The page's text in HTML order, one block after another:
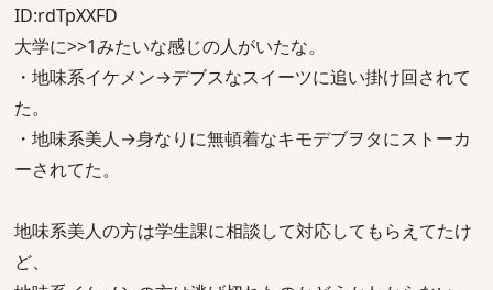
ID:rdTpXXFD
大学に>>1みたいな感じの人がいたな。
・地味系イケメン→デブスなスイーツに追い掛け回されて
た。
・地味系美人→身なりに無頓着なキモデブヲタにストーカ
ーされてた。
地味系美人の方は学生課に相談して対応してもらえてたけ
ど、